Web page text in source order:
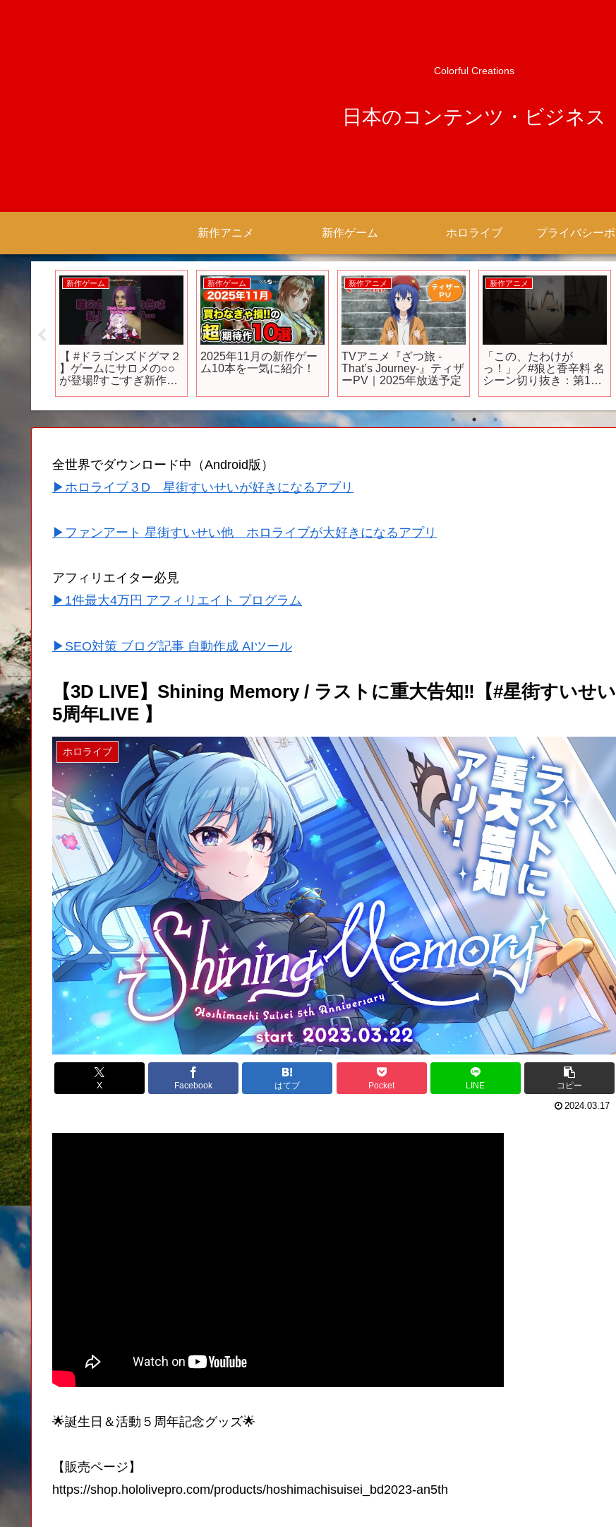
Colorful Creations
日本のコンテンツ・ビジネス
新作アニメ 新作ゲーム ホロライブ
新作ゲーム
【 #ドラゴンズドグマ２
】ゲームにサロメの○○
が登場⁉すごすぎ新作フ
新作ゲーム
2025年11月の新作ゲー
ム10本を一気に紹介！
新作アニメ
TVアニメ『ざつ旅 -
That’s Journey-』ティザ
ーPV｜2025年放送予定
新作アニメ
「この、たわけが
っ！」／#狼と香辛料 名
シーン切り抜き：第10
全世界でダウンロード中（Android版）
▶ホロライブ３D 星街すいせいが好きになるアプリ
▶ファンアート 星街すいせい他 ホロライブが大好きになるアプリ
アフィリエイター必見
▶1件最大4万円 アフィリエイト プログラム
▶SEO対策 ブログ記事 自動作成 AIツール
【3D LIVE】Shining Memory / ラストに重大告知‼【#星街すいせい
5周年LIVE 】
ホロライブ
X Facebook はてブ Pocket LINE コピー
2024.03.17
🌟誕生日＆活動５周年記念グッズ🌟
【販売ページ】
https://shop.hololivepro.com/products/hoshimachisuisei_bd2023-an5th